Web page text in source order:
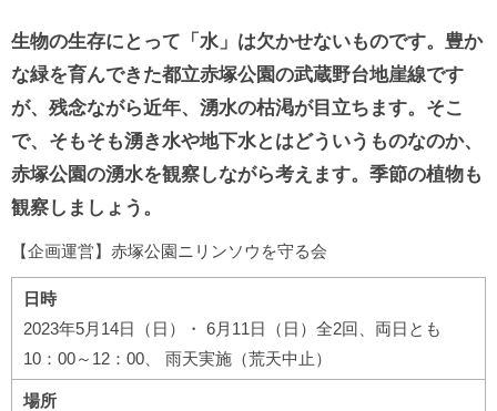
生物の生存にとって「水」は欠かせないものです。豊か
な緑を育んできた都立赤塚公園の武蔵野台地崖線です
が、 残念ながら近年、湧水の枯渇が目立ちます。そこ
で、そもそも湧き水や地下水とはどういうものなのか、
赤塚公園の湧水を観察しながら考えます。季節の植物も
観察しましょう。
【企画運営】赤塚公園ニリンソウを守る会
日時
2023年5月14日（日）・ 6月11日（日）全2回、両日とも
10：00～12：00、 雨天実施（荒天中止）
場所